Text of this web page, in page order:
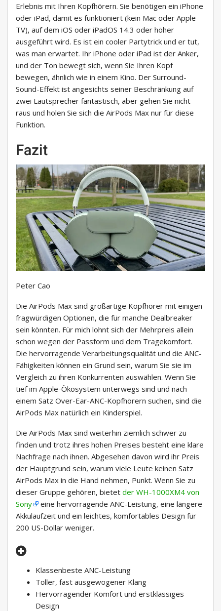
Erlebnis mit Ihren Kopfhörern. Sie benötigen ein iPhone
oder iPad, damit es funktioniert (kein Mac oder Apple
TV), auf dem iOS oder iPadOS 14.3 oder höher
ausgeführt wird. Es ist ein cooler Partytrick und er tut,
was man erwartet. Ihr iPhone oder iPad ist der Anker,
und der Ton bewegt sich, wenn Sie Ihren Kopf
bewegen, ähnlich wie in einem Kino. Der Surround-
Sound-Effekt ist angesichts seiner Beschränkung auf
zwei Lautsprecher fantastisch, aber gehen Sie nicht
raus und holen Sie sich die AirPods Max nur für diese
Funktion.
Fazit
Peter Cao
Die AirPods Max sind großartige Kopfhörer mit einigen
fragwürdigen Optionen, die für manche Dealbreaker
sein könnten. Für mich lohnt sich der Mehrpreis allein
schon wegen der Passform und dem Tragekomfort.
Die hervorragende Verarbeitungsqualität und die ANC-
Fähigkeiten können ein Grund sein, warum Sie sie im
Vergleich zu ihren Konkurrenten auswählen. Wenn Sie
tief im Apple-Ökosystem unterwegs sind und nach
einem Satz Over-Ear-ANC-Kopfhörern suchen, sind die
AirPods Max natürlich ein Kinderspiel.
Die AirPods Max sind weiterhin ziemlich schwer zu
finden und trotz ihres hohen Preises besteht eine klare
Nachfrage nach ihnen. Abgesehen davon wird ihr Preis
der Hauptgrund sein, warum viele Leute keinen Satz
AirPods Max in die Hand nehmen, Punkt. Wenn Sie zu
dieser Gruppe gehören, bietet der WH-1000XM4 von
Sony
eine hervorragende ANC-Leistung, eine längere
Akkulaufzeit und ein leichtes, komfortables Design für
200 US-Dollar weniger.
Klassenbeste ANC-Leistung
Toller, fast ausgewogener Klang
Hervorragender Komfort und erstklassiges
Design